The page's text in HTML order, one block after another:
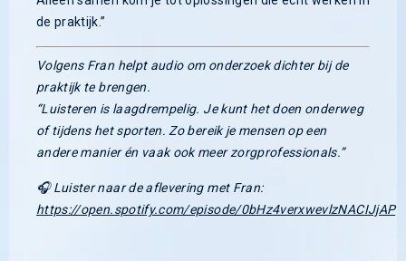
de praktijk.”
Volgens Fran helpt audio om onderzoek dichter bij de
praktijk te brengen.
“Luisteren is laagdrempelig. Je kunt het doen onderweg
of tijdens het sporten. Zo bereik je mensen op een
andere manier én vaak ook meer zorgprofessionals.”
🎧 Luister naar de aflevering met Fran:
https://open.spotify.com/episode/0bHz4verxwevlzNACIJjAP